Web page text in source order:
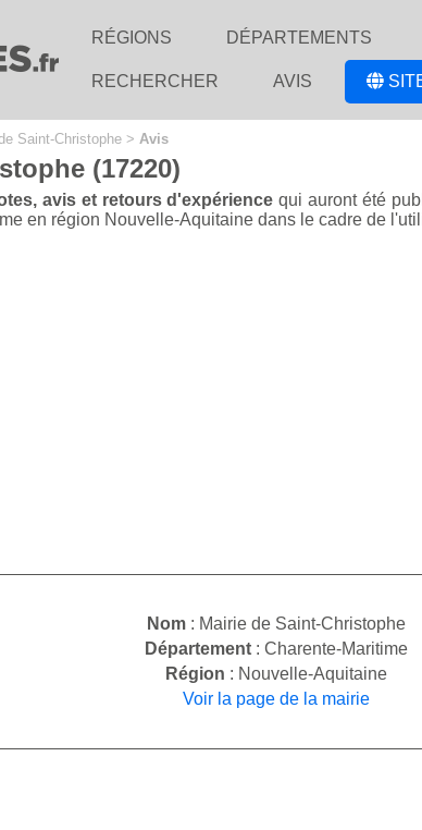
RÉGIONS DÉPARTEMENTS
RECHERCHER AVIS
Saint-Christophe > Avis
(17220)
avis et retours d'expérience qui auront été
en région Nouvelle-Aquitaine dans le cadre de
Nom : Mairie de Saint-Christophe
Département : Charente-Maritime
Région : Nouvelle-Aquitaine
Voir la page de la mairie